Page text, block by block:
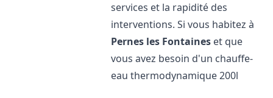
services et la rapidité des
interventions. Si vous habitez à
Pernes les Fontaines et que
vous avez besoin d'un chauffe-
eau thermodynamique 200l